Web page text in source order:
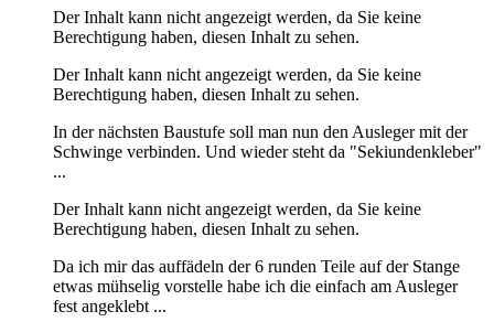
Der Inhalt kann nicht angezeigt werden, da Sie keine
Berechtigung haben, diesen Inhalt zu sehen.
Der Inhalt kann nicht angezeigt werden, da Sie keine
Berechtigung haben, diesen Inhalt zu sehen.
In der nächsten Baustufe soll man nun den Ausleger mit der
Schwinge verbinden. Und wieder steht da "Sekiundenkleber"
...
Der Inhalt kann nicht angezeigt werden, da Sie keine
Berechtigung haben, diesen Inhalt zu sehen.
Da ich mir das auffädeln der 6 runden Teile auf der Stange
etwas mühselig vorstelle habe ich die einfach am Ausleger
fest angeklebt ...